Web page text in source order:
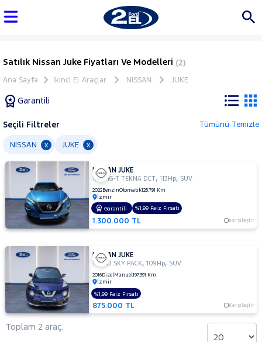
Satılık Nissan Juke Fiyatları Ve Modelleri (2)
Ana Sayfa İkinci El Araçlar NISSAN JUKE
Garantili
Tüm
Araçlar
AUDI
BMC
BMW
BYD
CHERY
CITROEN
CUPRA
DACIA
Fiyat
Aralığı
Model
Seçili Filtreler Tümünü Temizle
NISSAN x JUKE x
NISSAN JUKE
1.0 DIG-T TEKNA DCT,113Hp, SUV
2022BenzinOtomatik128.791 Km
İzmir
1.300.000 TL Karşılaştır
Garantili %1,99 Faiz Fırsatı
NISSAN JUKE
1.5 DCI SKY PACK,109Hp, SUV
2016DizelManuel197.391 Km
İzmir
875.000 TL Karşılaştır
%1,99 Faiz Fırsatı
Toplam 2 araç.